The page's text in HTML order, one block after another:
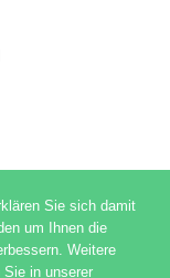
Sie sich damit
um Ihnen die
Weitere
Sie in unserer